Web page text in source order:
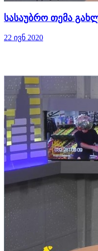
სასაუბრო თემა
22 ივნ 2020